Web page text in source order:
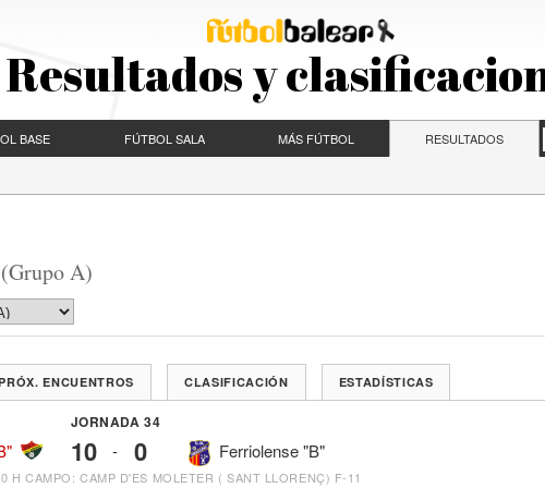
Resultados y
BASE FÚTBOL SALA MÁS FÚTBOL RESULTADOS
A)
ENCUENTROS CLASIFICACIÓN ESTADÍSTICAS
JORNADA 34
10 - Ferriolense "B"
0
H CAMPO: CAMP D'ES MOLETER ( SANT LLORENÇ) F-11